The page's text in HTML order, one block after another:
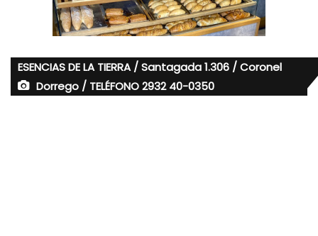
ESENCIAS DE LA TIERRA / Santagada 1.306 / Coronel
Dorrego / TELÉFONO 2932 40-0350